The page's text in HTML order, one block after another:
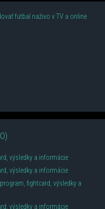
futbal naživo v TV a online
výsledky a informácie
výsledky a informácie
fightcard, výsledky a
výsledky a informácie